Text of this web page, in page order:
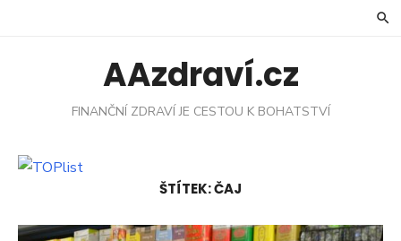
AAzdraví.cz
FINANČNÍ ZDRAVÍ JE CESTOU K BOHATSTVÍ
ŠTÍTEK:ČAJ